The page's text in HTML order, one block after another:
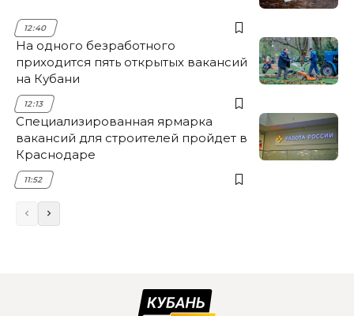
12:40
На одного безработного
приходится пять открытых вакансий
на Кубани
12:13
Специализированная ярмарка
вакансий для строителей пройдет в
Краснодаре
11:52